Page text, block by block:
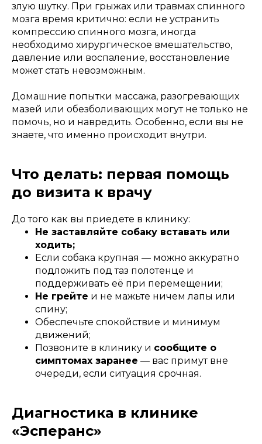
злую шутку. При грыжах или травмах спинного
мозга время критично: если не устранить
компрессию спинного мозга, иногда
необходимо хирургическое вмешательство,
давление или воспаление, восстановление
может стать невозможным.
Домашние попытки массажа, разогревающих
мазей или обезболивающих могут не только не
помочь, но и навредить. Особенно, если вы не
знаете, что именно происходит внутри.
Что делать: первая помощь
до визита к врачу
До того как вы приедете в клинику:
Не заставляйте собаку вставать или
ходить;
Если собака крупная — можно аккуратно
подложить под таз полотенце и
поддерживать её при перемещении;
Не грейте и не мажьте ничем лапы или
спину;
Обеспечьте спокойствие и минимум
движений;
Позвоните в клинику и сообщите о
симптомах заранее — вас примут вне
очереди, если ситуация срочная.
Диагностика в клинике
«Эсперанс»